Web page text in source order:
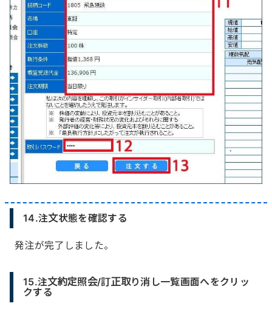
14.注文状態を確認する
発注が完了しました。
15.注文約定照会/訂正取り消し一覧画面へをクリッ
クする